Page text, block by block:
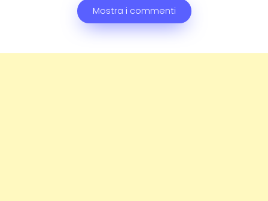
Mostra i commenti